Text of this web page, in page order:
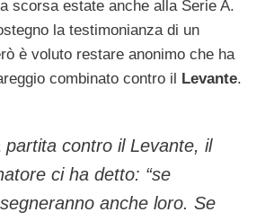
scorsa estate anche alla Serie A.
la testimonianza di un
è voluto restare anonimo che ha
combinato contro il Levante.
partita contro il Levante, il
ci ha detto: “se
anche loro. Se